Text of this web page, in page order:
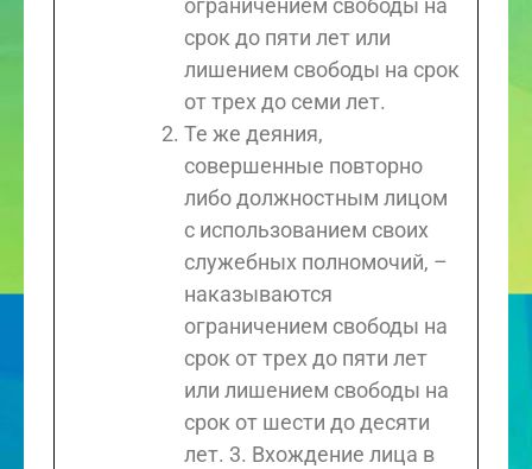
ограничением свободы на
срок до пяти лет или
лишением свободы на срок
от трех до семи лет.
Те же деяния,
совершенные повторно
либо должностным лицом
с использованием своих
служебных полномочий, –
наказываются
ограничением свободы на
срок от трех до пяти лет
или лишением свободы на
срок от шести до десяти
лет. 3. Вхождение лица в